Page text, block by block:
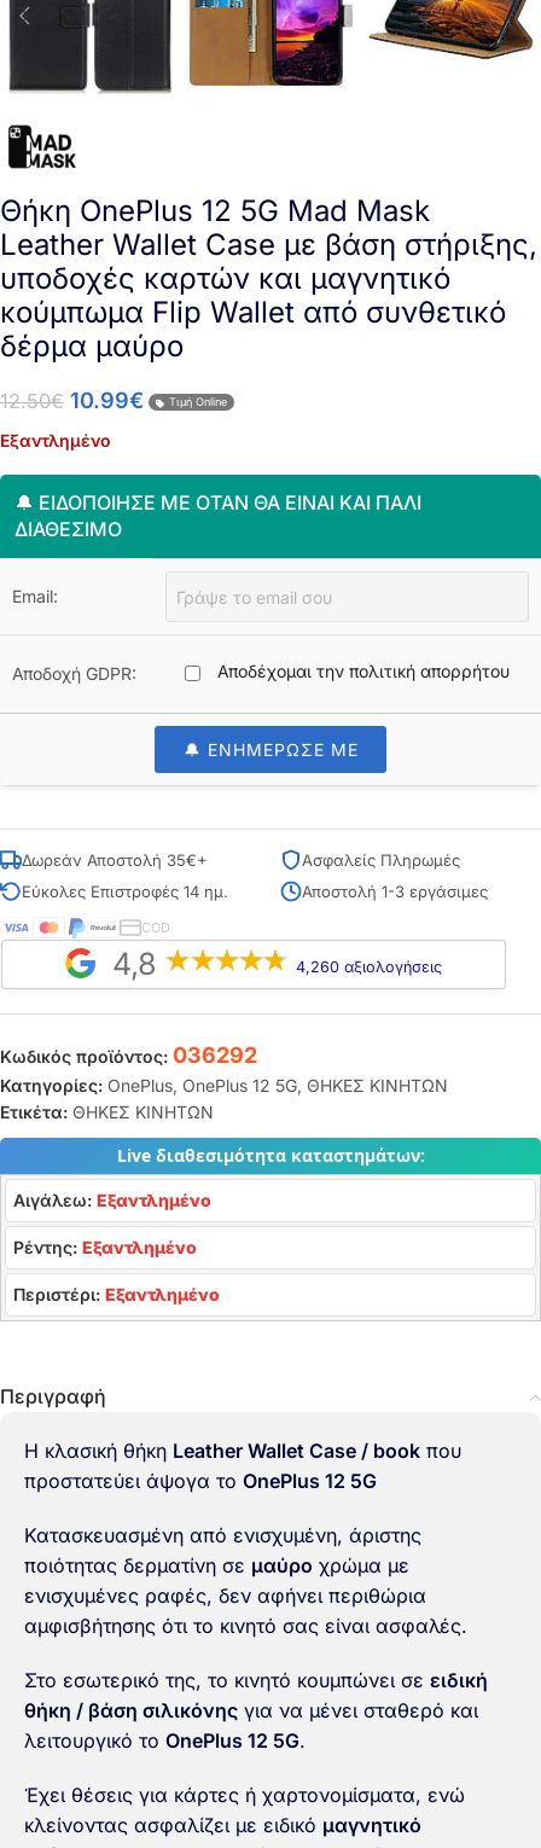
Θήκη OnePlus 12 5G Mad Mask
Leather Wallet Case με βάση στήριξης,
υποδοχές καρτών και μαγνητικό
κούμπωμα Flip Wallet από συνθετικό
δέρμα μαύρο
12.50€ 10.99€ Τιμή Online
Εξαντλημένο
🔔 ΕΙΔΟΠΟΊΗΣΈ ΜΕ ΌΤΑΝ ΘΑ ΕΊΝΑΙ ΚΑΙ ΠΆΛΙ
ΔΙΑΘΈΣΙΜΟ
Email:
Αποδοχή GDPR: Αποδέχομαι την πολιτική απορρήτου
🔔 ΕΝΗΜΕΡΩΣΕ ΜΕ
Δωρεάν Αποστολή 35€+
Ασφαλείς Πληρωμές
Εύκολες Επιστροφές 14 ημ.
Αποστολή 1-3 εργάσιμες
COD
4,8 4,260 αξιολογήσεις
Κωδικός προϊόντος: 036292
Κατηγορίες: OnePlus, OnePlus 12 5G, ΘΗΚΕΣ ΚΙΝΗΤΩΝ
Ετικέτα: ΘΗΚΕΣ ΚΙΝΗΤΩΝ
Live διαθεσιμότητα καταστημάτων:
Αιγάλεω: Εξαντλημένο
Ρέντης: Εξαντλημένο
Περιστέρι: Εξαντλημένο
Περιγραφή
Η κλασική θήκη Leather Wallet Case / book που
προστατεύει άψογα το OnePlus 12 5G
Κατασκευασμένη από ενισχυμένη, άριστης
ποιότητας δερματίνη σε μαύρο χρώμα με
ενισχυμένες ραφές, δεν αφήνει περιθώρια
αμφισβήτησης ότι το κινητό σας είναι ασφαλές.
Στο εσωτερικό της, το κινητό κουμπώνει σε ειδική
θήκη / βάση σιλικόνης για να μένει σταθερό και
λειτουργικό το OnePlus 12 5G.
Έχει θέσεις για κάρτες ή χαρτονομίσματα, ενώ
κλείνοντας ασφαλίζει με ειδικό μαγνητικό